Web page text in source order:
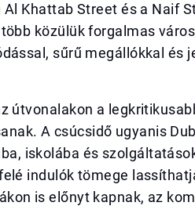
Khattab Street és a Naif
közülük forgalmas
sűrű megállókkal és
útvonalakon a
A csúcsidő ugyanis
iskolába és
indulók tömege
is előnyt kapnak, az